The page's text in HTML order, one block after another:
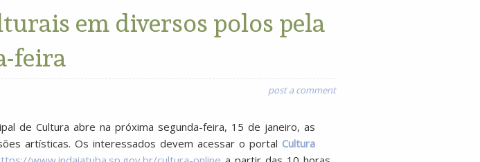
em diversos polos pela
feira
post a comment
de Cultura abre na próxima segunda-feira, 15 de janeiro, as
artísticas. Os interessados devem acessar o portal Cultura